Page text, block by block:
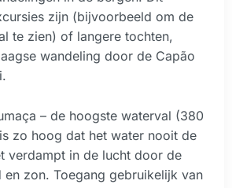
zijn (bijvoorbeeld om de
te zien) of langere tochten,
wandeling door de Capão
– de hoogste waterval (380
zo hoog dat het water nooit de
verdampt in de lucht door de
en zon. Toegang gebruikelijk van